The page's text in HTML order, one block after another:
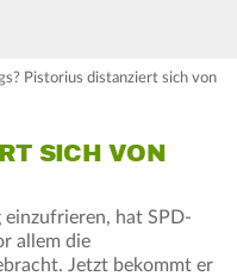
Pistorius distanziert sich von
SICH VON
hat SPD-
allem die
Jetzt bekommt er